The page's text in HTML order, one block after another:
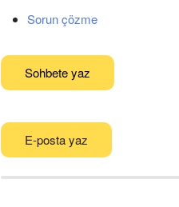
Sorun çözme
Sohbete yaz
E-posta yaz